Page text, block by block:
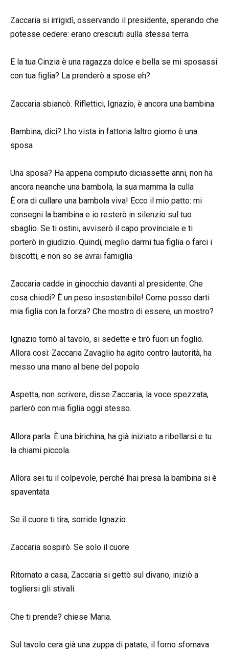
Zaccaria si irrigidì, osservando il presidente, sperando che
potesse cedere: erano cresciuti sulla stessa terra.
E la tua Cinzia è una ragazza dolce e bella se mi sposassi
con tua figlia? La prenderò a spose eh?
Zaccaria sbiancò. Riflettici, Ignazio, è ancora una bambina
Bambina, dici? Lho vista in fattoria laltro giorno è una
sposa
Una sposa? Ha appena compiuto diciassette anni, non ha
ancora neanche una bambola, la sua mamma la culla
È ora di cullare una bambola viva! Ecco il mio patto: mi
consegni la bambina e io resterò in silenzio sul tuo
sbaglio. Se ti ostini, avviserò il capo provinciale e ti
porterò in giudizio. Quindi, meglio darmi tua figlia o farci i
biscotti, e non so se avrai famiglia
Zaccaria cadde in ginocchio davanti al presidente. Che
cosa chiedi? È un peso insostenibile! Come posso darti
mia figlia con la forza? Che mostro di essere, un mostro?
Ignazio tornò al tavolo, si sedette e tirò fuori un foglio.
Allora così: Zaccaria Zavaglio ha agito contro lautorità, ha
messo una mano al bene del popolo
Aspetta, non scrivere, disse Zaccaria, la voce spezzata,
parlerò con mia figlia oggi stesso.
Allora parla. È una birichina, ha già iniziato a ribellarsi e tu
la chiami piccola.
Allora sei tu il colpevole, perché lhai presa la bambina si è
spaventata
Se il cuore ti tira, sorride Ignazio.
Zaccaria sospirò. Se solo il cuore
Ritornato a casa, Zaccaria si gettò sul divano, iniziò a
togliersi gli stivali.
Che ti prende? chiese Maria.
Sul tavolo cera già una zuppa di patate, il forno sfornava